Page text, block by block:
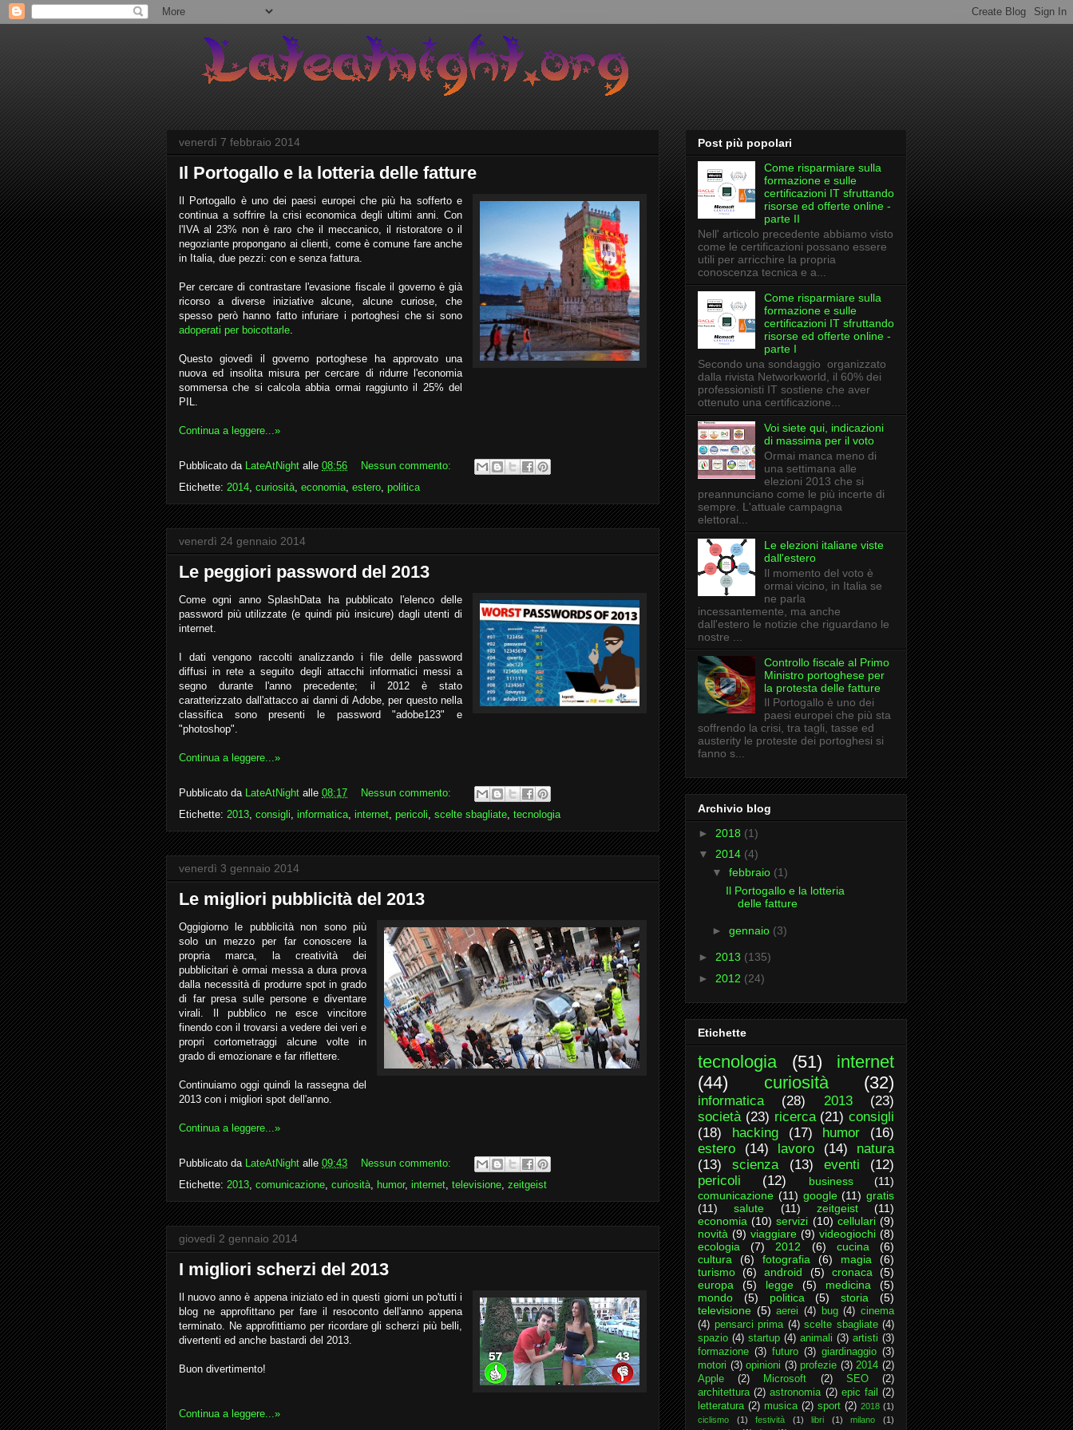
venerdì 7 febbraio 2014
Il Portogallo e la lotteria delle fatture
Il Portogallo è uno dei paesi europei che più ha sofferto e
continua a soffrire la crisi economica degli ultimi anni. Con
l'IVA al 23% non è raro che il meccanico, il ristoratore o il
negoziante propongano ai clienti, come è comune fare anche
in Italia, due pezzi: con e senza fattura.
Per cercare di contrastare l'evasione fiscale il governo è già
ricorso a diverse iniziative alcune, alcune curiose, che
spesso però hanno fatto infuriare i portoghesi che si sono
adoperati per boicottarle.
Questo giovedì il governo portoghese ha approvato una
nuova ed insolita misura per cercare di ridurre l'economia
sommersa che si calcola abbia ormai raggiunto il 25% del
PIL.
Continua a leggere...»
Pubblicato da LateAtNight alle 08:56
Nessun commento:
Etichette: 2014, curiosità, economia, estero, politica
venerdì 24 gennaio 2014
Le peggiori password del 2013
Come ogni anno SplashData ha pubblicato l'elenco delle
password più utilizzate (e quindi più insicure) dagli utenti di
internet.
I dati vengono raccolti analizzando i file delle password
diffusi in rete a seguito degli attacchi informatici messi a
segno durante l'anno precedente; il 2012 è stato
caratterizzato dall'attacco ai danni di Adobe, per questo nella
classifica sono presenti le password "adobe123" e
"photoshop".
Continua a leggere...»
Pubblicato da LateAtNight alle 08:17
Nessun commento:
Etichette: 2013, consigli, informatica, internet, pericoli, scelte sbagliate, tecnologia
venerdì 3 gennaio 2014
Le migliori pubblicità del 2013
Oggigiorno le pubblicità non sono più
solo un mezzo per far conoscere la
propria marca, la creatività dei
pubblicitari è ormai messa a dura prova
dalla necessità di produrre spot in grado
di far presa sulle persone e diventare
virali. Il pubblico ne esce vincitore
finendo con il trovarsi a vedere dei veri e
propri cortometraggi alcune volte in
grado di emozionare e far riflettere.
Continuiamo oggi quindi la rassegna del
2013 con i migliori spot dell'anno.
Continua a leggere...»
Pubblicato da LateAtNight alle 09:43
Nessun commento:
Etichette: 2013, comunicazione, curiosità, humor, internet, televisione, zeitgeist
giovedì 2 gennaio 2014
I migliori scherzi del 2013
Il nuovo anno è appena iniziato ed in questi giorni un po'tutti i
blog ne approfittano per fare il resoconto dell'anno appena
terminato. Ne approfittiamo per ricordare gli scherzi più belli,
divertenti ed anche bastardi del 2013.
Buon divertimento!
Continua a leggere...»
Post più popolari
Come risparmiare sulla
formazione e sulle
certificazioni IT sfruttando
risorse ed offerte online -
parte II
Nell' articolo precedente abbiamo visto
come le certificazioni possano essere
utili per arricchire la propria
conoscenza tecnica e a...
Come risparmiare sulla
formazione e sulle
certificazioni IT sfruttando
risorse ed offerte online -
parte I
Secondo una sondaggio organizzato
dalla rivista Networkworld, il 60% dei
professionisti IT sostiene che aver
ottenuto una certificazione...
Voi siete qui, indicazioni
di massima per il voto
Ormai manca meno di
una settimana alle
elezioni 2013 che si
preannunciano come le più incerte di
sempre. L'attuale campagna
elettoral...
Le elezioni italiane viste
dall'estero
Il momento del voto è
ormai vicino, in Italia se
ne parla
incessantemente, ma anche
dall'estero le notizie che riguardano le
nostre ...
Controllo fiscale al Primo
Ministro portoghese per
la protesta delle fatture
Il Portogallo è uno dei
paesi europei che più sta
soffrendo la crisi, tra tagli, tasse ed
austerity le proteste dei portoghesi si
fanno s...
Archivio blog
► 2018 (1)
▼ 2014 (4)
▼ febbraio (1)
Il Portogallo e la lotteria
delle fatture
► gennaio (3)
► 2013 (135)
► 2012 (24)
Etichette
tecnologia (51)
internet
(44)
curiosità (32)
informatica (28) 2013
(23)
società (23) ricerca (21) consigli
(18)
hacking (17) humor
(16)
estero
(14) lavoro (14)
natura
(13)
scienza (13) eventi
(12)
pericoli
(12) business
(11)
comunicazione (11) google (11) gratis
(11)
salute (11) zeitgeist
(11)
economia (10) servizi (10) cellulari (9)
novità (9) viaggiare (9) videogiochi (8)
ecologia
(7) 2012 (6) cucina
(6)
cultura
(6) fotografia (6) magia
(6)
turismo (6) android (5) cronaca
(5)
europa
(5) legge (5) medicina
(5)
mondo
(5) politica (5) storia
(5)
televisione (5) aerei (4) bug (4) cinema
(4) pensarci prima (4) scelte sbagliate (4)
spazio (4) startup (4) animali (3) artisti (3)
formazione (3) futuro (3) giardinaggio (3)
motori (3) opinioni (3) profezie (3) 2014 (2)
Apple
(2) Microsoft (2) SEO
(2)
architettura (2) astronomia (2) epic fail
(2)
letteratura (2) musica (2) sport (2) 2018 (1)
ciclismo
(1) festività (1) libri (1) milano
(1)